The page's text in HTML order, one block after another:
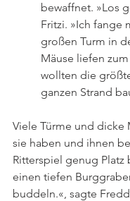
bewaffnet. »Los
Fritzi. »Ich fange
großen Turm in
Mäuse liefen zum
wollten die
ganzen Strand
Viele Türme und dicke
sie haben und ihnen
Ritterspiel genug Platz
einen tiefen
buddeln.«, sagte